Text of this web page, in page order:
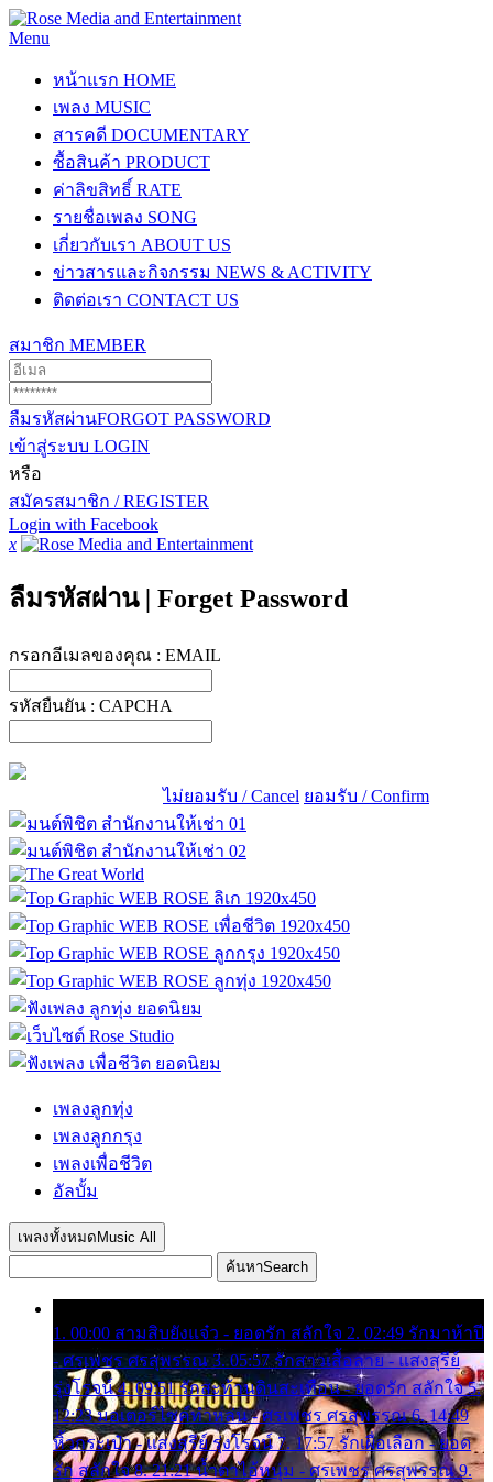
Menu
หน้าแรก HOME
เพลง MUSIC
สารคดี DOCUMENTARY
ซื้อสินค้า PRODUCT
ค่าลิขสิทธิ์ RATE
รายชื่อเพลง SONG
เกี่ยวกับเรา ABOUT US
ข่าวสารและกิจกรรม NEWS & ACTIVITY
ติดต่อเรา CONTACT US
สมาชิก MEMBER
ลืมรหัสผ่านFORGOT PASSWORD
เข้าสู่ระบบ LOGIN
หรือ
สมัครสมาชิก / REGISTER
Login with Facebook
x
ลืมรหัสผ่าน | Forget Password
กรอกอีเมลของคุณ : EMAIL
รหัสยืนยัน : CAPCHA
ไม่ยอมรับ / Cancel ยอมรับ / Confirm
เพลงลูกทุ่ง
เพลงลูกกรุง
เพลงเพื่อชีวิต
อัลบั้ม
เพลงทั้งหมด Music All
ค้นหาSearch
1. 00:00 สามสิบยังแจ๋ว - ยอดรัก สลักใจ 2. 02:49 รักมาห้าปี
- ศรเพชร ศรสุพรรณ 3. 05:57 รักสาวเสื้อลาย - แสงสุรีย์
รุ่งโรจน์ 4. 09:51 รักสะท้านดินสะเทือน - ยอดรัก สลักใจ 5.
12:23 มอเตอร์ไซค์ทำหล่น - ศรเพชร ศรสุพรรณ 6. 14:49
หิ้วกระเป๋า - แสงสุรีย์ รุ่งโรจน์ 7. 17:57 รักเผื่อเลือก - ยอด
รัก สลักใจ 8. 21:21 น้ำตาไอ้หนุ่ม - ศรเพชร ศรสุพรรณ 9.